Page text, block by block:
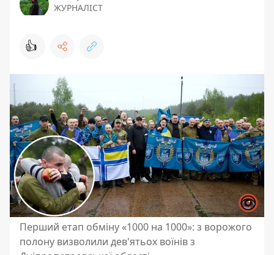
ЖУРНАЛІСТ
👍
Перший етап обміну «1000 на 1000»: з ворожого
полону визволили дев'ятьох воїнів з